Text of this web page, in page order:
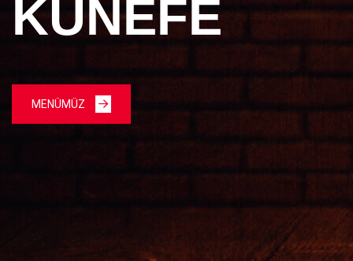
KÜNEFE
MENÜMÜZ
KÜNEFE
MENÜMÜZ
KÜNEFE
MENÜMÜZ